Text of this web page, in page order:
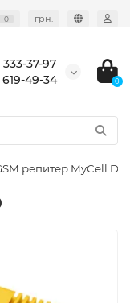
0 грн.
37-97
49-34
0
репитер MyCell D-